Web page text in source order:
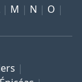
M N
O